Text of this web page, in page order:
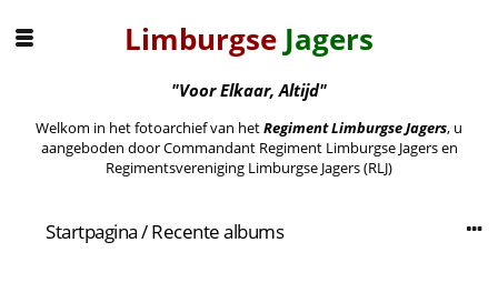
Limburgse Jagers
"Voor Elkaar, Altijd"
Welkom in het fotoarchief van hetRegiment Limburgse Jagers, u
aangeboden door Commandant Regiment Limburgse Jagers en
Regimentsvereniging Limburgse Jagers (RLJ)
Startpagina/Recente albums